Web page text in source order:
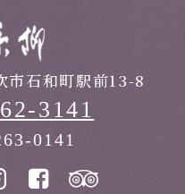
石和町駅前13-8
3141
0141